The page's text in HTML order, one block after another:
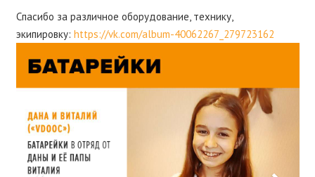
Спасибо за различное оборудование, технику,
экипировку: https://vk.com/album-40062267_279723162